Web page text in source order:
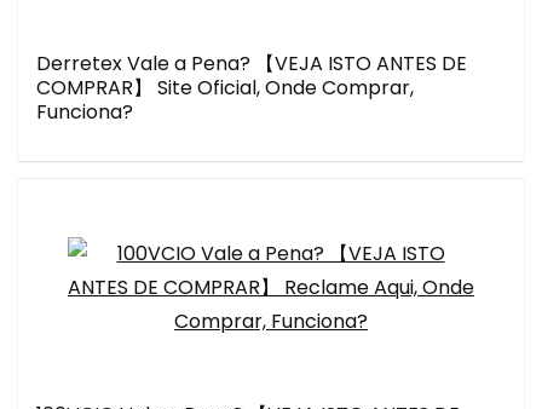
Derretex Vale a Pena? 【VEJA ISTO ANTES DE
COMPRAR】 Site Oficial, Onde Comprar,
Funciona?